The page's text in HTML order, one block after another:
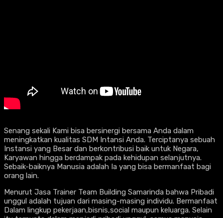
Senang sekali Kami bisa bersinergi bersama Anda dalam
meningkatkan kualitas SDM Intansi Anda. Terciptanya sebuah
Instansi yang Besar dan berkontribusi baik untuk Negara,
Karyawan hingga berdampak pada kehidupan selanjutnya.
Sebaik-baiknya Manusia adalah Ia yang bisa bermanfaat bagi
orang lain.
Menurut Jasa Trainer Team Building Samarinda bahwa Pribadi
unggul adalah tujuan dari masing-masing individu. Bermanfaat
Dalam lingkup pekerjaan,bisnis,social maupun keluarga. Selain